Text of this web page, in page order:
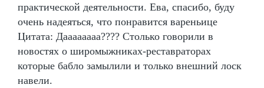
практической деятельности. Ева, спасибо, буду
очень надеяться, что понравится вареньице
Цитата: Даааааааа???? Столько говорили в
новостях о широмыжниках-реставраторах
которые бабло замылили и только внешний лоск
навели.